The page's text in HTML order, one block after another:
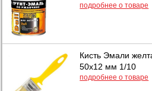
подробнее о товаре
Кисть Эмали
50х12 мм 1/10
подробнее о товаре